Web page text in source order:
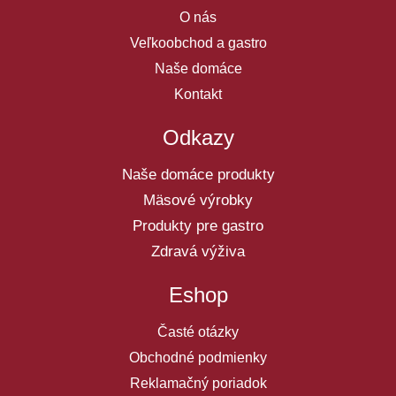
O nás
Veľkoobchod a gastro
Naše domáce
Kontakt
Odkazy
Naše domáce produkty
Mäsové výrobky
Produkty pre gastro
Zdravá výživa
Eshop
Časté otázky
Obchodné podmienky
Reklamačný poriadok